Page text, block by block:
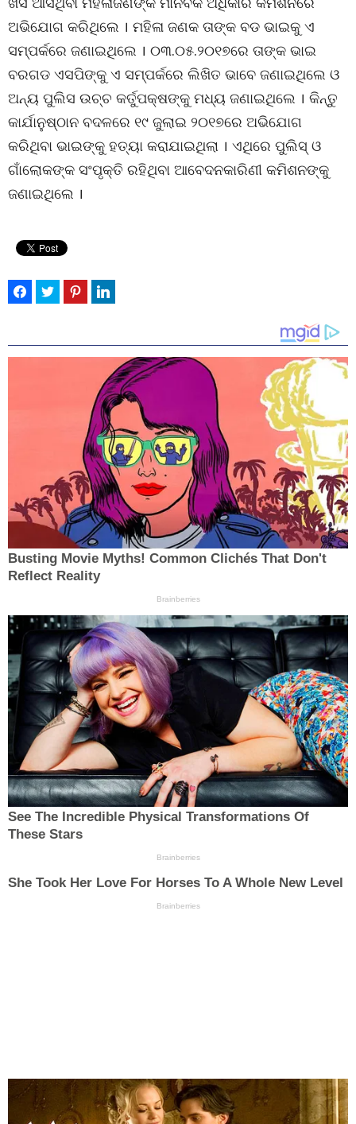
ଅଭିଯୋଗ କରିଥିଲେ । ମହିଳା ଜଣକ ତାଙ୍କ ବଡ ଭାଇକୁ ଏ
ସମ୍ପର୍କରେ ଜଣାଇଥିଲେ । ୦୩.୦୫.୨୦୧୭ରେ ତାଙ୍କ ଭାଇ
ବରଗଡ ଏସପିଙ୍କୁ ଏ ସମ୍ପର୍କରେ ଲିଖିତ ଭାବେ ଜଣାଇଥିଲେ ଓ
ଅନ୍ୟ ପୁଲିସ ଉଚ୍ଚ କର୍ତୁପକ୍ଷଙ୍କୁ ମଧ୍ୟ ଜଣାଇଥିଲେ । କିନ୍ତୁ
କାର୍ଯାନୁଷ୍ଠାନ ବଦଳରେ ୧୯ ଜୁଲାଇ ୨୦୧୭ରେ ଅଭିଯୋଗ
କରିଥିବା ଭାଇଙ୍କୁ ହତ୍ୟା କରାଯାଇଥିଲା । ଏଥିରେ ପୁଲିସ୍ ଓ
ଗାଁଲୋକଙ୍କ ସଂପୃକ୍ତି ରହିଥିବା ଆବେଦନକାରିଣୀ କମିଶନଙ୍କୁ
ଜଣାଇଥିଲେ ।